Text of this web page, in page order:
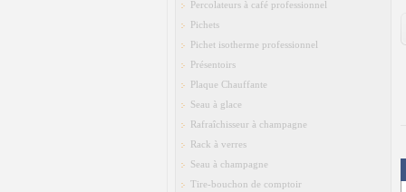
Percolateurs à café professionnel
Pichets
Pichet isotherme professionnel
Présentoirs
Plaque Chauffante
Seau à glace
Rafraîchisseur à champagne
Rack à verres
Seau à champagne
Tire-bouchon de comptoir